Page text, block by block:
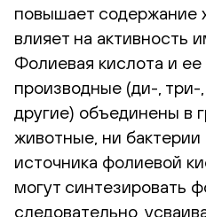
повышает содержание
влияет на активность
Фолиевая кислота и ее
производные (ди-, три-
другие) объединены в
животные, ни
источника фолиевой
могут синтезировать
следовательно,